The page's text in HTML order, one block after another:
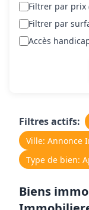
Filtrer par prix
Filtrer par
Accès
Filtres actifs:
Ville: Annonce
Type de bien:
Biens